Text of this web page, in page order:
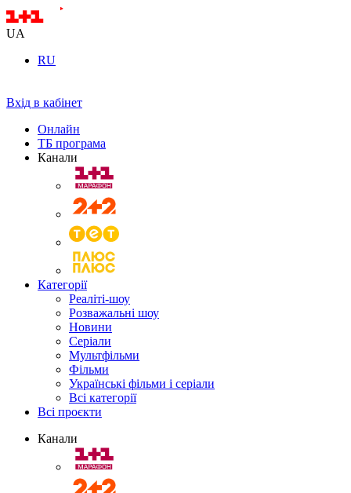
UA
RU
Вхід в кабінет
Онлайн
ТБ програма
Канали
Категорії
Реаліті-шоу
Розважальні шоу
Новини
Серіали
Мультфільми
Фільми
Українські фільми і серіали
Всі категорії
Всі проєкти
Канали